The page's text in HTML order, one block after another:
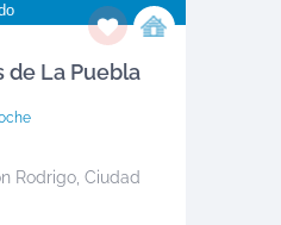
de La Puebla
Rodrigo, Ciudad